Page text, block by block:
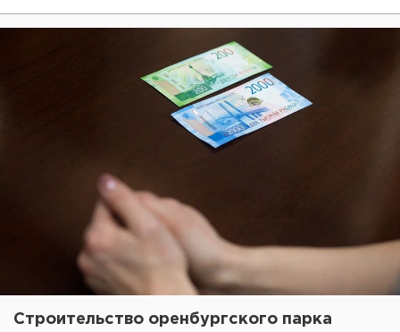
Строительство оренбургского парка